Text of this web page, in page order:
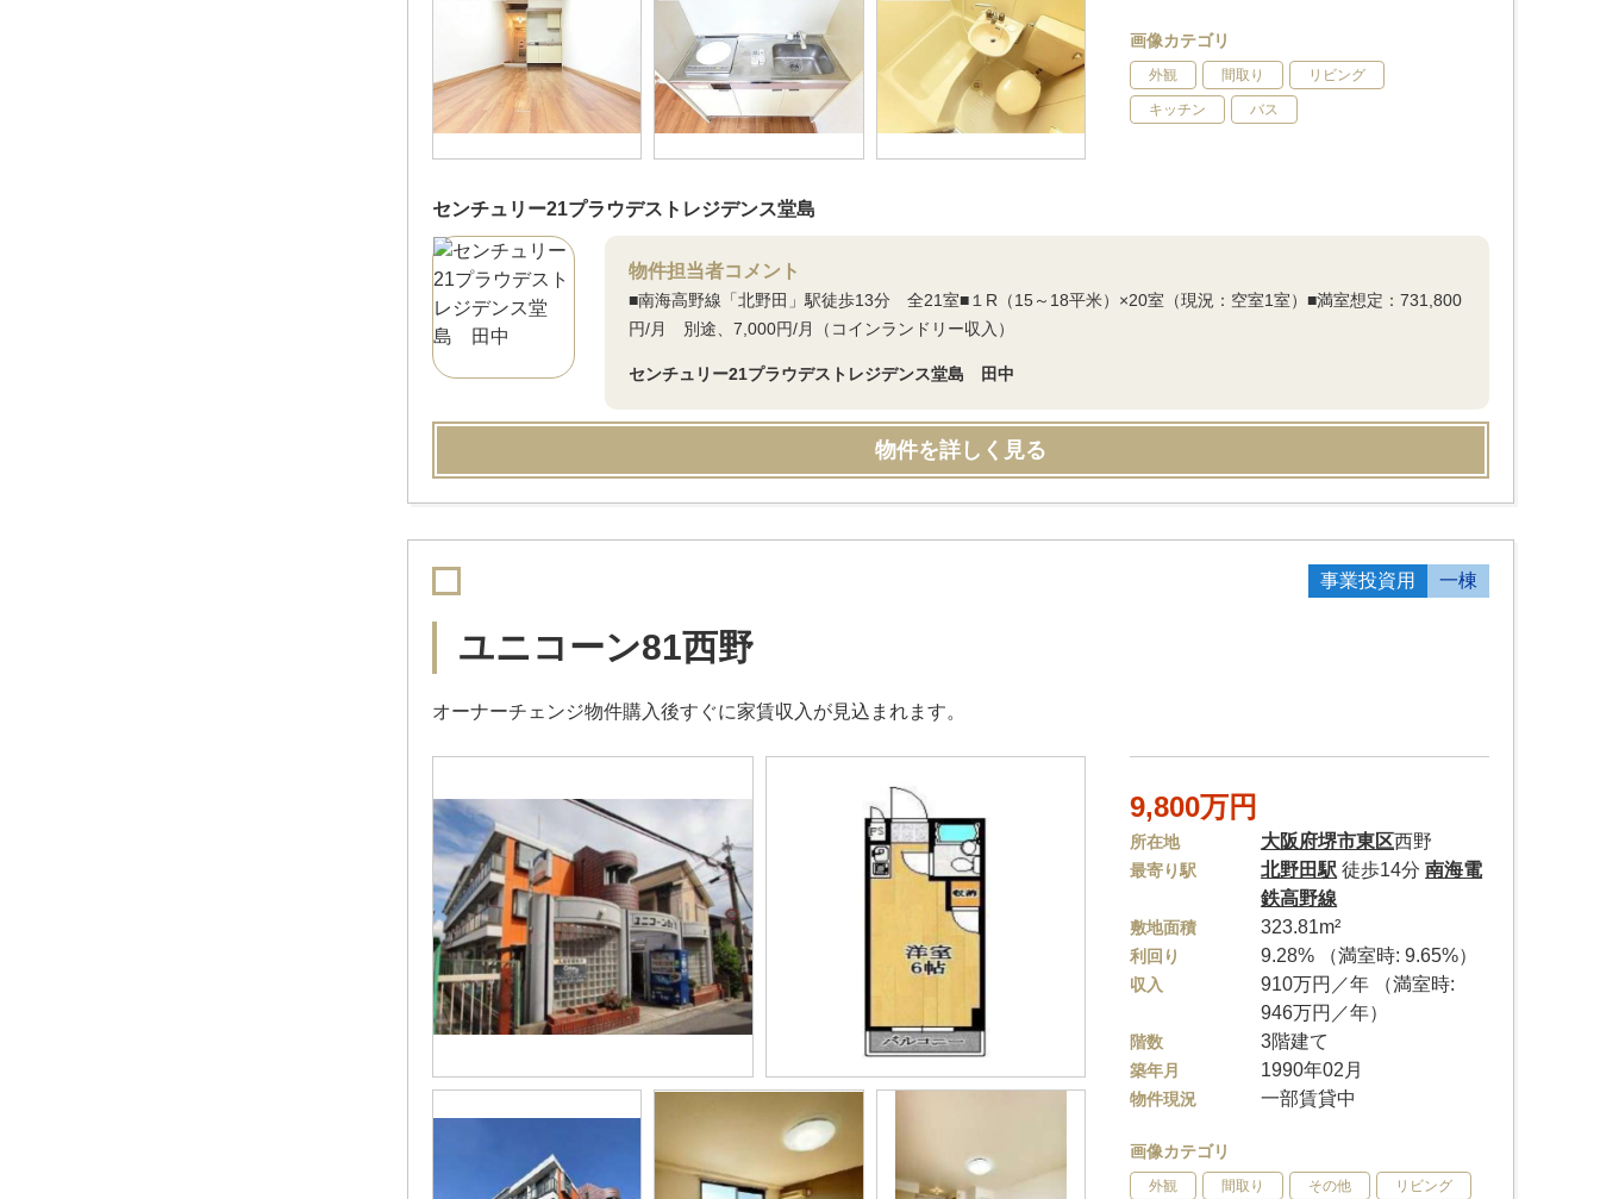
画像カテゴリ
外観 間取り リビング
キッチン バス
センチュリー21プラウデストレジデンス堂島
物件担当者コメント
■南海高野線「北野田」駅徒歩13分 全21室■１R（15～18平米）×20室（現況：空室1室）■満室想定：731,800
円/月 別途、7,000円/月（コインランドリー収入）
センチュリー21プラウデストレジデンス堂島 田中
物件を詳しく見る
事業投資用 一棟
ユニコーン81西野
オーナーチェンジ物件購入後すぐに家賃収入が見込まれます。
9,800万円
所在地 大阪府堺市東区西野
最寄り駅 北野田駅 徒歩14分南海電
鉄高野線
敷地面積 323.81m²
利回り 9.28% （満室時: 9.65%）
収入
910万円／年 （満室時:
946万円／年）
階数 3階建て
築年月 1990年02月
物件現況 一部賃貸中
画像カテゴリ
外観 間取り その他 リビング